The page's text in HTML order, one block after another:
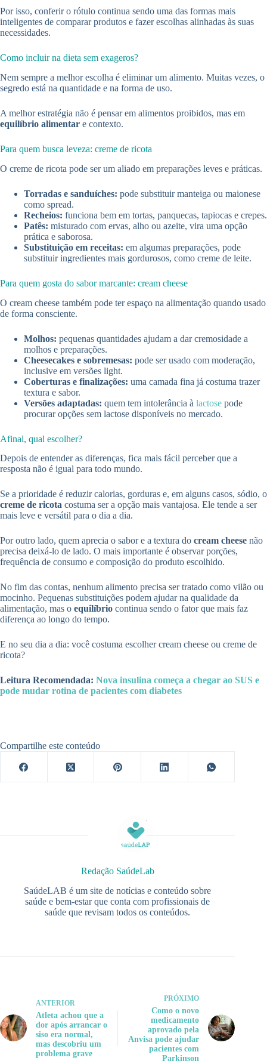
Por isso, conferir o rótulo continua sendo uma das formas mais
inteligentes de comparar produtos e fazer escolhas alinhadas às suas
necessidades.
Como incluir na dieta sem exageros?
Nem sempre a melhor escolha é eliminar um alimento. Muitas vezes, o
segredo está na quantidade e na forma de uso.
A melhor estratégia não é pensar em alimentos proibidos, mas em
equilíbrio alimentar e contexto.
Para quem busca leveza: creme de ricota
O creme de ricota pode ser um aliado em preparações leves e práticas.
Torradas e sanduíches: pode substituir manteiga ou maionese
como spread.
Recheios: funciona bem em tortas, panquecas, tapiocas e crepes.
Patês: misturado com ervas, alho ou azeite, vira uma opção
prática e saborosa.
Substituição em receitas: em algumas preparações, pode
substituir ingredientes mais gordurosos, como creme de leite.
Para quem gosta do sabor marcante: cream cheese
O cream cheese também pode ter espaço na alimentação quando usado
de forma consciente.
Molhos: pequenas quantidades ajudam a dar cremosidade a
molhos e preparações.
Cheesecakes e sobremesas: pode ser usado com moderação,
inclusive em versões light.
Coberturas e finalizações: uma camada fina já costuma trazer
textura e sabor.
Versões adaptadas: quem tem intolerância à lactose pode
procurar opções sem lactose disponíveis no mercado.
Afinal, qual escolher?
Depois de entender as diferenças, fica mais fácil perceber que a
resposta não é igual para todo mundo.
Se a prioridade é reduzir calorias, gorduras e, em alguns casos, sódio, o
creme de ricota costuma ser a opção mais vantajosa. Ele tende a ser
mais leve e versátil para o dia a dia.
Por outro lado, quem aprecia o sabor e a textura do cream cheese não
precisa deixá-lo de lado. O mais importante é observar porções,
frequência de consumo e composição do produto escolhido.
No fim das contas, nenhum alimento precisa ser tratado como vilão ou
mocinho. Pequenas substituições podem ajudar na qualidade da
alimentação, mas o equilíbrio continua sendo o fator que mais faz
diferença ao longo do tempo.
E no seu dia a dia: você costuma escolher cream cheese ou creme de
ricota?
Leitura Recomendada: Nova insulina começa a chegar ao SUS e
pode mudar rotina de pacientes com diabetes
Compartilhe este conteúdo
Redação SaúdeLab
SaúdeLAB é um site de notícias e conteúdo sobre
saúde e bem-estar que conta com profissionais de
saúde que revisam todos os conteúdos.
ANTERIOR
Atleta achou que a
dor após arrancar o
siso era normal,
mas descobriu um
problema grave
PRÓXIMO
Como o novo
medicamento
aprovado pela
Anvisa pode ajudar
pacientes com
Parkinson